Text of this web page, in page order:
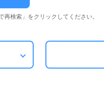
検索」をクリックしてください。